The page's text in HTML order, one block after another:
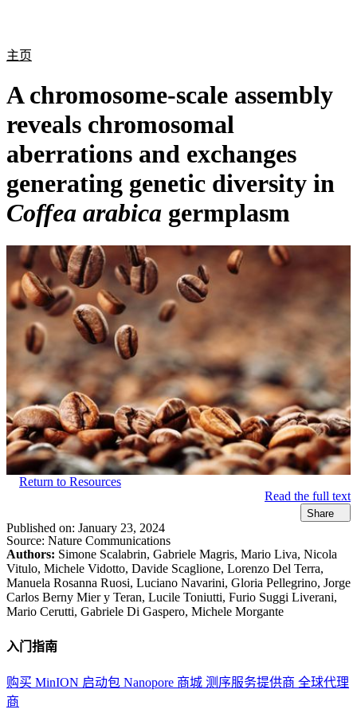
主页
A chromosome-scale assembly
reveals chromosomal
aberrations and exchanges
generating genetic diversity in
Coffea arabica germplasm
Return to Resources
Read the full text
Share
Published on: January 23, 2024
Source: Nature Communications
Authors: Simone Scalabrin, Gabriele Magris, Mario Liva, Nicola
Vitulo, Michele Vidotto, Davide Scaglione, Lorenzo Del Terra,
Manuela Rosanna Ruosi, Luciano Navarini, Gloria Pellegrino, Jorge
Carlos Berny Mier y Teran, Lucile Toniutti, Furio Suggi Liverani,
Mario Cerutti, Gabriele Di Gaspero, Michele Morgante
入门指南
购买 MinION 启动包 Nanopore 商城 测序服务提供商 全球代理
商